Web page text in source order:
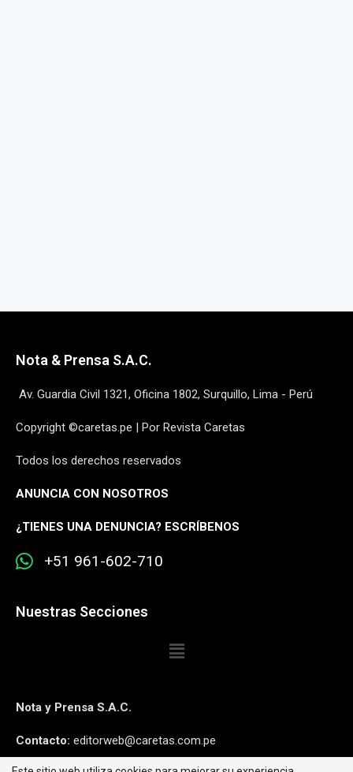
Nota & Prensa S.A.C.
Av. Guardia Civil 1321, Oficina 1802, Surquillo, Lima - Perú
Copyright ©caretas.pe | Por Revista Caretas
Todos los derechos reservados
ANUNCIA CON NOSOTROS
¿TIENES UNA DENUNCIA? ESCRÍBENOS
+51 961-602-710
Nuestras Secciones
Nota y Prensa S.A.C.
Contacto: editorweb@caretas.com.pe